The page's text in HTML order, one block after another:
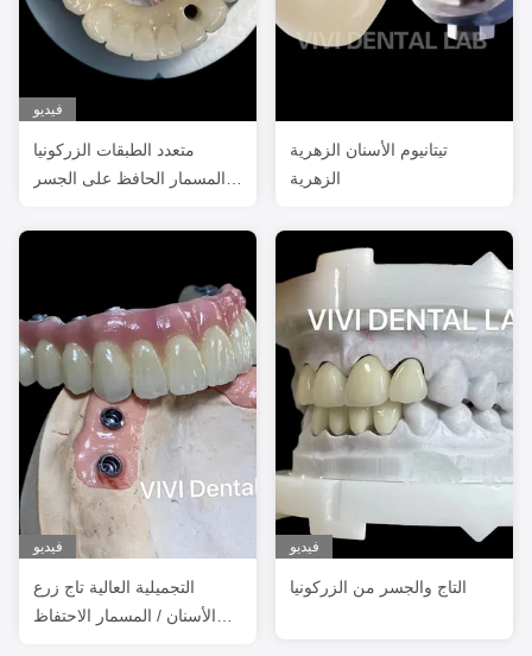
فيديو
متعدد الطبقات الزركونيا
المسمار الحافظ على الجسر
المعدني
تيتانيوم الأسنان الزهرية
الزهرية
فيديو
التجميلية العالية تاج زرع
الأسنان / المسمار الاحتفاظ
فيديو
التاج والجسر من الزركونيا